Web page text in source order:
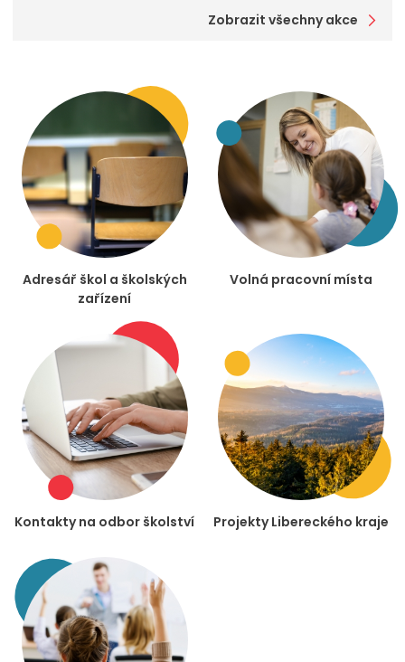
Zobrazit všechny akce
Adresář škol a školských
zařízení
Volná pracovní místa
Kontakty na odbor školství Projekty Libereckého kraje